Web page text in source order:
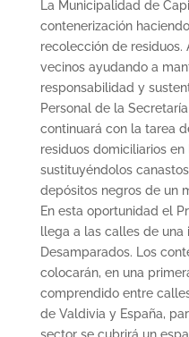
La Municipalidad de
contenerización
recolección de residuos.
vecinos ayudando a
responsabilidad y
Personal de la
continuará con la tarea
residuos domiciliarios
sustituyéndolos
depósitos negros de un
En esta oportunidad el
llega a las calles de
Desamparados. Los
colocarán, en una
comprendido entre
de Valdivia y España,